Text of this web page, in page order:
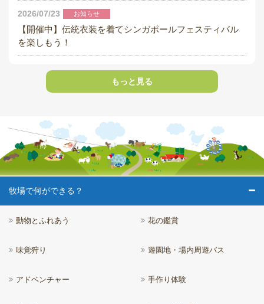
2026/07/23 お知らせ
【開催中】伝統衣装を着てシンガポールフェスティバル
を楽しもう！
もっと見る
牧場で何ができる？
動物とふれあう 花の鑑賞
味覚狩り 遊園地・場内周遊バス
アドベンチャー 手作り体験